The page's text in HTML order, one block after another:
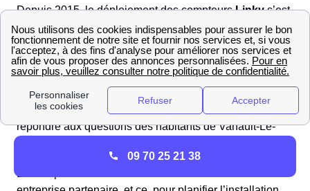
Depuis 2015, le déploiement des compteursLinkys’est
accéléré en France. Les Vanautières et les Vanautiers
peuvent désormais changer pour ce compteur
communicant. Pour faciliter l'installation de son
compteurLinky, le client le Vanautier peut téléphoner à
Enedis au09.70.83.19.70
et choisir le 2. Ce service est
disponible du lundi au vendredi de 08h00 à 17h00 pour
répondre aux questions des habitants de Vanault-Le-
Enedis prendra contact avec le le Vanautier via une
09 70 25 21 38